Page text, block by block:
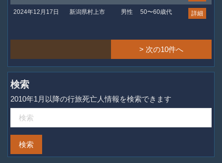
2024年12月17日 新潟県村上市 男性 50〜60歳代 詳細
> 次の10件へ
検索
2010年1月以降の行旅死亡人情報を検索できます